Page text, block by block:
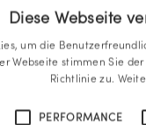
Diese Webseite
um die
Webseite stimmen Sie
Richtlinie zu.
PERFORMANCE